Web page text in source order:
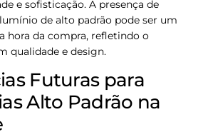
e sofisticação. A presença de
de alto padrão pode ser um
hora da compra, refletindo o
qualidade e design.
Futuras para
Alto Padrão na